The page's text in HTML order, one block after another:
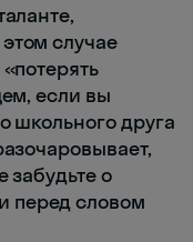
случае
если вы
школьного друга
забудьте о
перед словом